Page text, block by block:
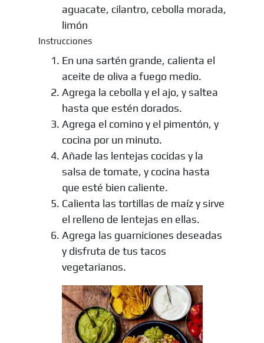
aguacate, cilantro, cebolla morada,
limón
Instrucciones
En una sartén grande, calienta el
aceite de oliva a fuego medio.
Agrega la cebolla y el ajo, y saltea
hasta que estén dorados.
Agrega el comino y el pimentón, y
cocina por un minuto.
Añade las lentejas cocidas y la
salsa de tomate, y cocina hasta
que esté bien caliente.
Calienta las tortillas de maíz y sirve
el relleno de lentejas en ellas.
Agrega las guarniciones deseadas
y disfruta de tus tacos
vegetarianos.